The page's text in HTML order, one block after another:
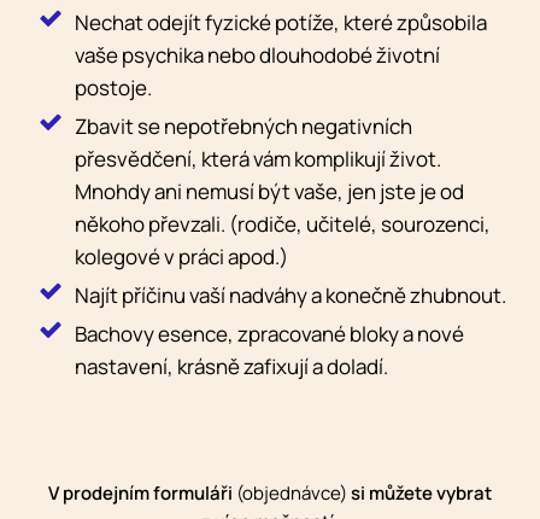
Nechat odejít fyzické potíže, které způsobila
vaše psychika nebo dlouhodobé životní
postoje.
Zbavit se nepotřebných negativních
přesvědčení, která vám komplikují život.
Mnohdy ani nemusí být vaše, jen jste je od
někoho převzali. (rodiče, učitelé, sourozenci,
kolegové v práci apod.)
Najít příčinu vaší nadváhy a konečně zhubnout.
Bachovy esence, zpracované bloky a nové
nastavení, krásně zafixují a doladí.
V prodejním formuláři (objednávce)si můžete vybrat